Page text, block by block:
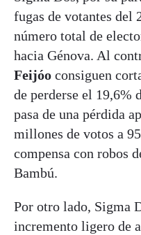
fugas de votantes del
número total de
hacia Génova. Al
Feijóo consiguen
de perderse el 19,6%
pasa de una pérdida
millones de votos a
compensa con robos
Bambú.
Por otro lado, Sigma
incremento ligero de